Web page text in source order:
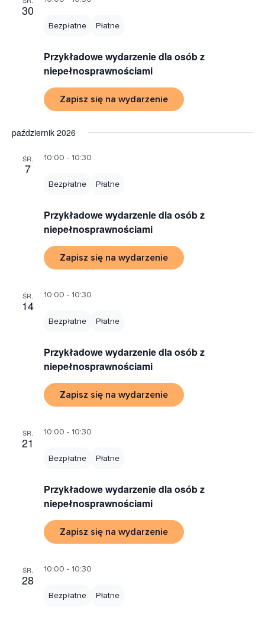
30
Przykładowe wydarzenie dla osób z
niepełnosprawnościami
Bezpłatne Płatne
Zapisz się na wydarzenie
październik 2026
ŚR.
7
10:00 - 10:30
Przykładowe wydarzenie dla osób z
niepełnosprawnościami
Bezpłatne Płatne
Zapisz się na wydarzenie
ŚR.
14
10:00 - 10:30
Przykładowe wydarzenie dla osób z
niepełnosprawnościami
Bezpłatne Płatne
Zapisz się na wydarzenie
ŚR.
21
10:00 - 10:30
Przykładowe wydarzenie dla osób z
niepełnosprawnościami
Bezpłatne Płatne
Zapisz się na wydarzenie
ŚR.
28
10:00 - 10:30
Bezpłatne Płatne